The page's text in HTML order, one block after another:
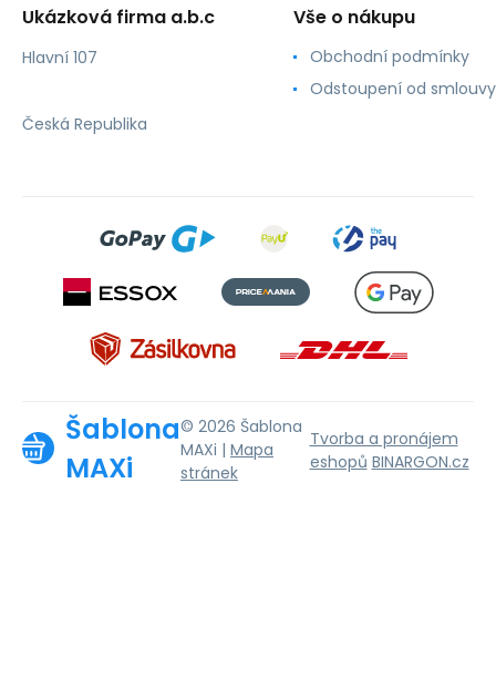
Ukázková firma a.b.c
Hlavní 107
Česká Republika
Vše o nákupu
Obchodní podmínky
Odstoupení od smlouvy
Šablona
MAXi
© 2026 Šablona
MAXi | Mapa
stránek
Tvorba a pronájem
eshopů BINARGON.cz